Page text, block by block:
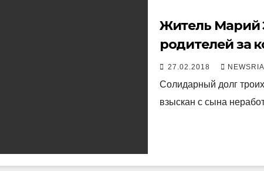
Житель Марий
родителей за
27.02.2018
Солидарный долг
взыскан с сына